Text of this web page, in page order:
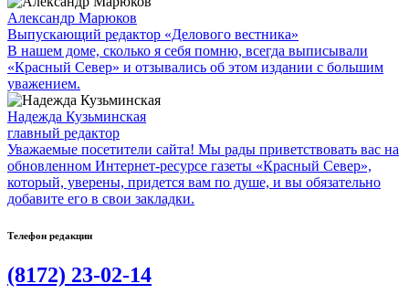
Александр Марюков
Выпускающий редактор «Делового вестника»
В нашем доме, сколько я себя помню, всегда выписывали
«Красный Север» и отзывались об этом издании с большим
уважением.
Надежда Кузьминская
главный редактор
Уважаемые посетители сайта! Мы рады приветствовать вас на
обновленном Интернет-ресурсе газеты «Красный Север»,
который, уверены, придется вам по душе, и вы обязательно
добавите его в свои закладки.
Телефон редакции
(8172) 23-02-14